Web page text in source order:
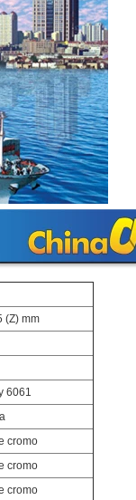
(Z) mm
6061
cromo
cromo
cromo